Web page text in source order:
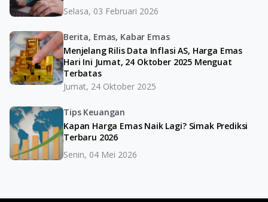
Selasa, 03 Februari 2026
Berita, Emas, Kabar Emas
Menjelang Rilis Data Inflasi AS, Harga Emas
Hari Ini Jumat, 24 Oktober 2025 Menguat
Terbatas
Jumat, 24 Oktober 2025
Tips Keuangan
Kapan Harga Emas Naik Lagi? Simak Prediksi
Terbaru 2026
Senin, 04 Mei 2026